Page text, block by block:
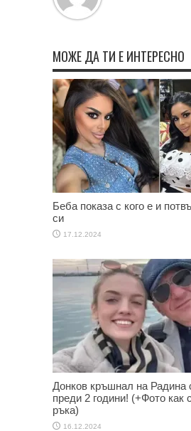
МОЖЕ ДА ТИ Е ИНТЕРЕСНО
Беба показа с кого е и
си
17.12.2024
Донков кръшнал на
преди 2 години! (+Фото как
ръка)
16.12.2024